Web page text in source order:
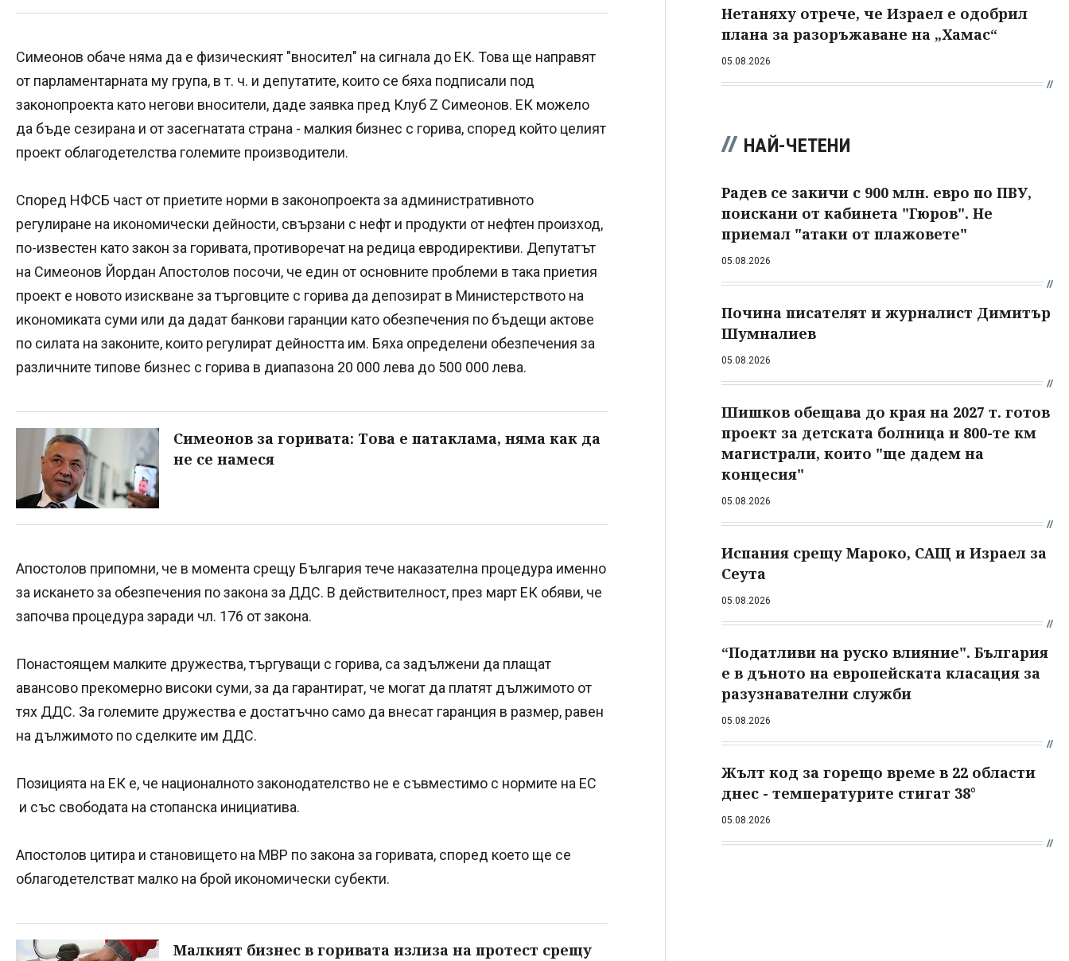
Симеонов обаче няма да е физическият "вносител" на сигнала до ЕК. Това ще направят
от парламентарната му група, в т. ч. и депутатите, които се бяха подписали под
законопроекта като негови вносители, даде заявка пред Клуб Z Симеонов. ЕК можело
да бъде сезирана и от засегнатата страна - малкия бизнес с горива, според който целият
проект облагодетелства големите производители.
Според НФСБ част от приетите норми в законопроекта за административното
регулиране на икономически дейности, свързани с нефт и продукти от нефтен произход,
по-известен като закон за горивата, противоречат на редица евродирективи. Депутатът
на Симеонов Йордан Апостолов посочи, че един от основните проблеми в така приетия
проект е новото изискване за търговците с горива да депозират в Министерството на
икономиката суми или да дадат банкови гаранции като обезпечения по бъдещи актове
по силата на законите, които регулират дейността им. Бяха определени обезпечения за
различните типове бизнес с горива в диапазона 20 000 лева до 500 000 лева.
Симеонов за горивата: Това е патаклама, няма как да
не се намеся
Апостолов припомни, че в момента срещу България тече наказателна процедура именно
за искането за обезпечения по закона за ДДС. В действителност, през март ЕК обяви, че
започва процедура заради чл. 176 от закона.
Понастоящем малките дружества, търгуващи с горива, са задължени да плащат
авансово прекомерно високи суми, за да гарантират, че могат да платят дължимото от
тях ДДС. За големите дружества е достатъчно само да внесат гаранция в размер, равен
на дължимото по сделките им ДДС.
Позицията на ЕК е, че националното законодателство не е съвместимо с нормите на ЕС
и със свободата на стопанска инициатива.
Апостолов цитира и становището на МВР по закона за горивата, според което ще се
облагодетелстват малко на брой икономически субекти.
Малкият бизнес в горивата излиза на протест срещу
Нетаняху отрече, че Израел е одобрил
плана за разоръжаване на „Хамас“
05.08.2026
НАЙ-ЧЕТЕНИ
Радев се закичи с 900 млн. евро по ПВУ,
поискани от кабинета "Гюров". Не
приемал "атаки от плажовете"
05.08.2026
Почина писателят и журналист Димитър
Шумналиев
05.08.2026
Шишков обещава до края на 2027 т. готов
проект за детската болница и 800-те км
магистрали, които "ще дадем на
концесия"
05.08.2026
Испания срещу Мароко, САЩ и Израел за
Сеута
05.08.2026
“Податливи на руско влияние". България
е в дъното на европейската класация за
разузнавателни служби
05.08.2026
Жълт код за горещо време в 22 области
днес - температурите стигат 38°
05.08.2026